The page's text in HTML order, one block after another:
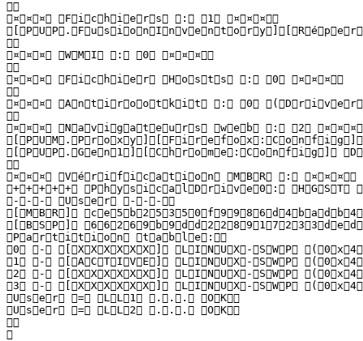
  
 ¤ ¤ ¤   F i c h i e r s   :   1   ¤ ¤ ¤  
  
 ¤ ¤ ¤   W M I   :   0   ¤ ¤ ¤  
  
 ¤ ¤ ¤   F i c h i e r   H o s t s   :   0   ¤ ¤ ¤  
  
 ¤ ¤ ¤   A n t i r o o t k i t   :   0 
  
 ¤ ¤ ¤   N a v i g a t e u r s   w e b   :   2   ¤ ¤ ¤  
 [ P U P . G e n 1 ] [ C h r o m e : C o n f i g ] 
  
 ¤ ¤ ¤   V é r i f i c a t i o n   M B R   :   ¤ ¤ ¤  
 + + + + +   P h y s i c a l D r i v e 0 :   H G S T 
 - - -   U s e r   - - -  
 [ M B R ] 
 [ B S P ] 
 P a r t i t i o n   t a b l e :  
 0   -   [ X X X X X X ]   L I N U X - S W P 
 1   -   [ A C T I V E ]   L I N U X - S W P 
 2   -   [ X X X X X X ]   L I N U X - S W P 
 3   -   [ X X X X X X ]   L I N U X - S W P 
 U s e r   =   L L 1   . . .   O K  
 U s e r   =   L L 2   . . .   O K  
  
 